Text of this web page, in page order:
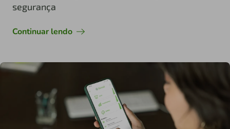
segurança
Continuar lendo